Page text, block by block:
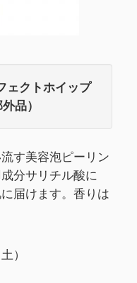
ェクトホイップ
品）
す美容泡ピーリン
分サリチル酸に
届けます。香りは
）